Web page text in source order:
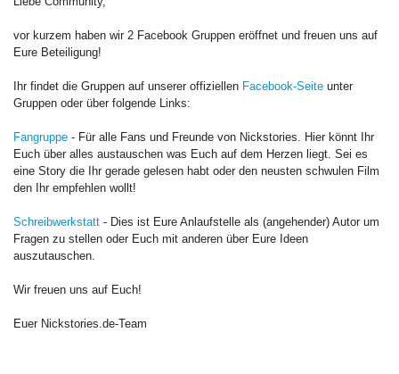
vor kurzem haben wir 2 Facebook Gruppen eröffnet und freuen uns auf
Eure Beteiligung!
Ihr findet die Gruppen auf unserer offiziellen Facebook-Seite unter
Gruppen oder über folgende Links:
Fangruppe - Für alle Fans und Freunde von Nickstories. Hier könnt Ihr
Euch über alles austauschen was Euch auf dem Herzen liegt. Sei es
eine Story die Ihr gerade gelesen habt oder den neusten schwulen Film
den Ihr empfehlen wollt!
Schreibwerkstatt - Dies ist Eure Anlaufstelle als (angehender) Autor um
Fragen zu stellen oder Euch mit anderen über Eure Ideen
auszutauschen.
Wir freuen uns auf Euch!
Euer Nickstories.de-Team